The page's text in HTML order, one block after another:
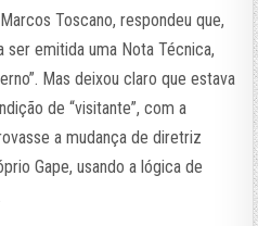
Toscano, respondeu que,
ser emitida uma Nota Técnica,
Mas deixou claro que estava
de “visitante”, com a
a mudança de diretriz
Gape, usando a lógica de